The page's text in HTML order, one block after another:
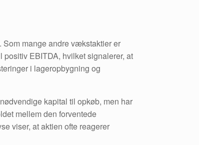
mange andre vækstaktier er
EBITDA, hvilket signalerer, at
i lageropbygning og
kapital til opkøb, men har
mellem den forventede
viser, at aktien ofte reagerer